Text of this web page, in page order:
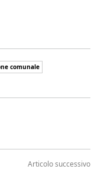
comunale
Articolo successivo